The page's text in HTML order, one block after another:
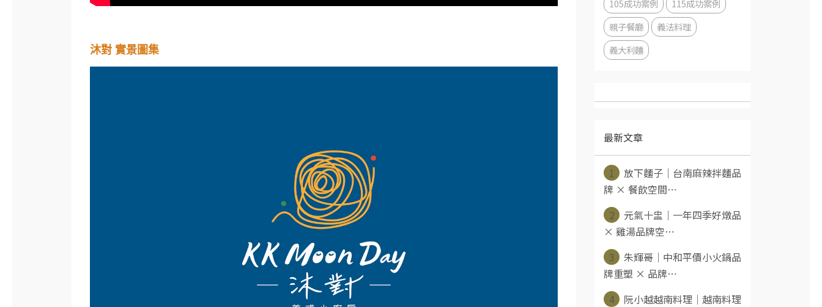
沐對 實景圖集
105成功案例
115成功案例
親子餐廳
義法料理
義大利麵
最新文章
1
放下麵子｜台南麻辣拌麵品
牌 × 餐飲空間⋯
2
元氣十盅｜一年四季好燉品
× 雞湯品牌空⋯
3
朱輝哥｜中和平價小火鍋品
牌重塑 × 品牌⋯
4
阮小越越南料理｜越南料理